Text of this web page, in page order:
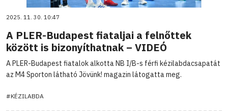
2025. 11. 30. 10:47
A PLER-Budapest fiataljai a felnőttek
között is bizonyíthatnak – VIDEÓ
A PLER-Budapest fiatalok alkotta NB I/B-s férfi kézilabdacsapatát
az M4 Sporton látható Jövünk! magazin látogatta meg.
#KÉZILABDA